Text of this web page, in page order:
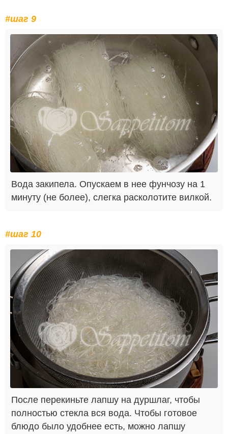
#шаг 9
Вода закипела. Опускаем в нее фунчозу на 1
минуту (не более), слегка расколотите вилкой.
#шаг 10
После перекиньте лапшу на дуршлаг, чтобы
полностью стекла вся вода. Чтобы готовое
блюдо было удобнее есть, можно лапшу